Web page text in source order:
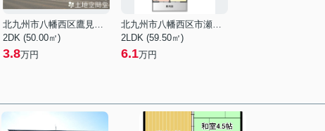
北九州市八幡西区鷹見台２丁目
2DK (50.00㎡)
3.8万円
北九州市八幡西区市瀬２丁目
2LDK (59.50㎡)
6.1万円